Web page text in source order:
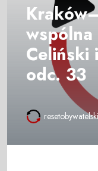
Celiński
odc. 33
resetobywatelski